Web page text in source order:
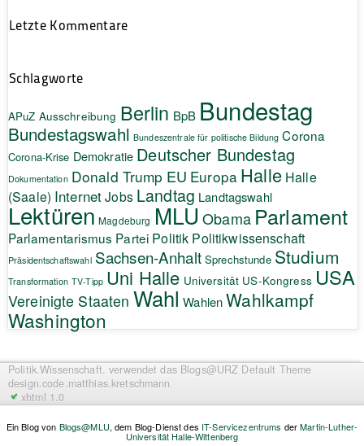
Letzte Kommentare
Schlagworte
APuZ Ausschreibung Berlin BpB Bundestag
Bundestagswahl Bundeszentrale für politische Bildung Corona
Corona-Krise Demokratie Deutscher Bundestag
Dokumentation Donald Trump EU Europa Halle Halle
(Saale) InternetJobs Landtag Landtagswahl
Lektüren Magdeburg MLU Obama Parlament
Parlamentarismus Partei Politik Politikwissenschaft
Präsidentschaftswahl Sachsen-Anhalt Sprechstunde Studium
Transformation TV-Tipp Uni Halle Universität US-Kongress USA
Vereinigte Staaten Wahl Wahlen Wahlkampf
Washington
Politik.Wissenschaft. verwendet das Blogs@URZ Default Theme
design.code.matthias.kretschmann
xhtml 1.0
Ein Blog von Blogs@MLU, dem Blog-Dienst des IT-Servicezentrums derMartin-Luther-
Universität Halle-Wittenberg